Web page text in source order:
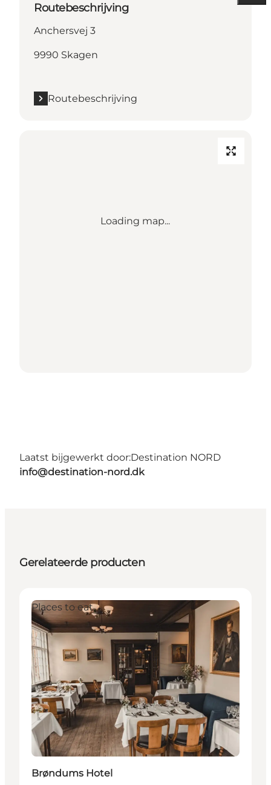
Routebeschrijving
Anchersvej 3
9990 Skagen
Routebeschrijving
Loading map...
Laatst bijgewerkt door:Destination NORD
info@destination-nord.dk
Gerelateerde producten
Places to eat
Brøndums Hotel